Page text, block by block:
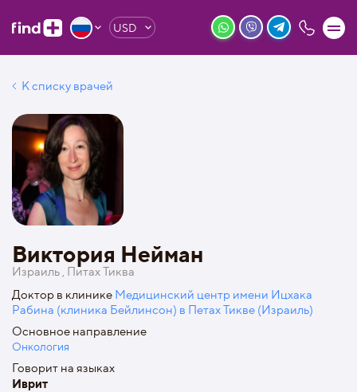
USD
К списку врачей
Виктория Нейман
Израиль , Питах Тиква
Доктор в клинике Медицинский центр имени Ицхака
Рабина (клиника Бейлинсон) в Петах Тикве (Израиль)
Основное направление
Онкология
Говорит на языках
Иврит